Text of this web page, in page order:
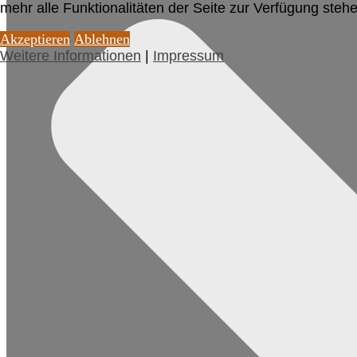
mehr alle Funktionalitäten der Seite zur Verfügung
Akzeptieren Ablehnen
Weitere Informationen
Impressum